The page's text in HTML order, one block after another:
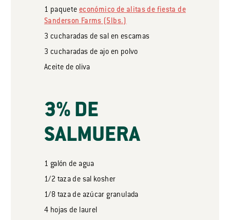
1 paquete económico de alitas de fiesta de
Sanderson Farms (5lbs.)
3 cucharadas de sal en escamas
3 cucharadas de ajo en polvo
Aceite de oliva
3% DE
SALMUERA
1 galón de agua
1/2 tazade sal kosher
1/8 tazade azúcar granulada
4 hojas de laurel